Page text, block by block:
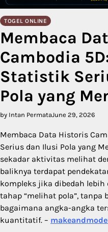
TOGEL ONLINE
Membaca
Cambodia
Statistik
Pola yang
by Intan PermataJune 29, 2026
Membaca Data Historis
Serius dan Ilusi Pola yang
sekadar aktivitas melihat
baliknya terdapat
kompleks jika dibedah lebih
tahap “melihat pola”, tanpa
bagaimana angka-angka
kuantitatif. –